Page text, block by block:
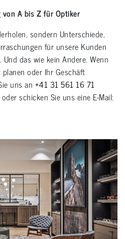
von A bis Z für Optiker
sondern Unterschiede,
für unsere Kunden
das wie kein Andere. Wenn
oder Ihr Geschäft
uns an +41 31 561 16 71
schicken Sie uns eine E-Mail: